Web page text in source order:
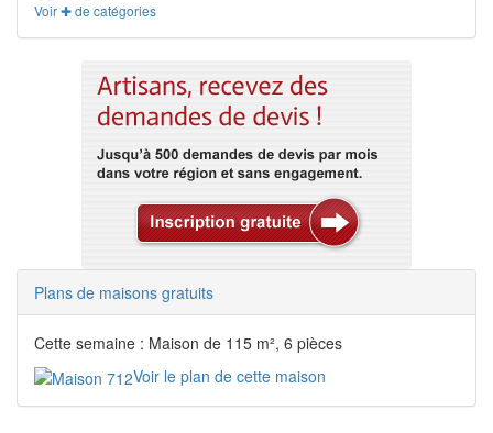
Voir ✚ de catégories
Plans de maisons gratuits
Cette semaine : Maison de 115 m², 6 pièces
Voir le plan de cette maison